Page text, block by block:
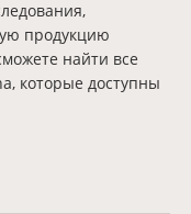
продукцию
найти все
которые доступны